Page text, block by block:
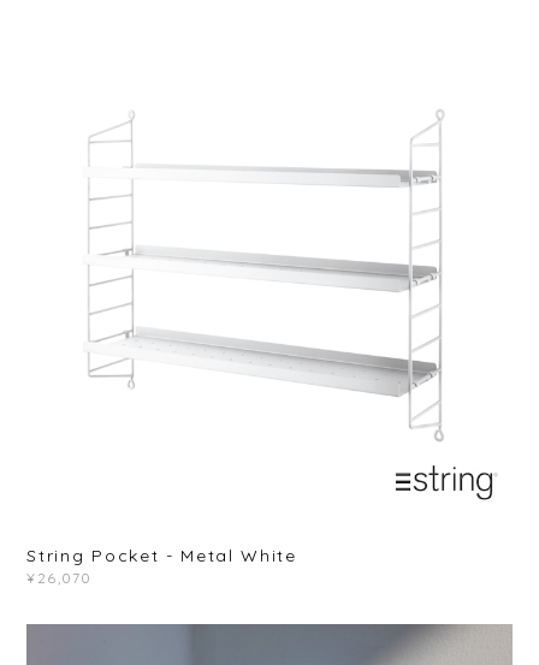
String Pocket - Metal White
¥26,070